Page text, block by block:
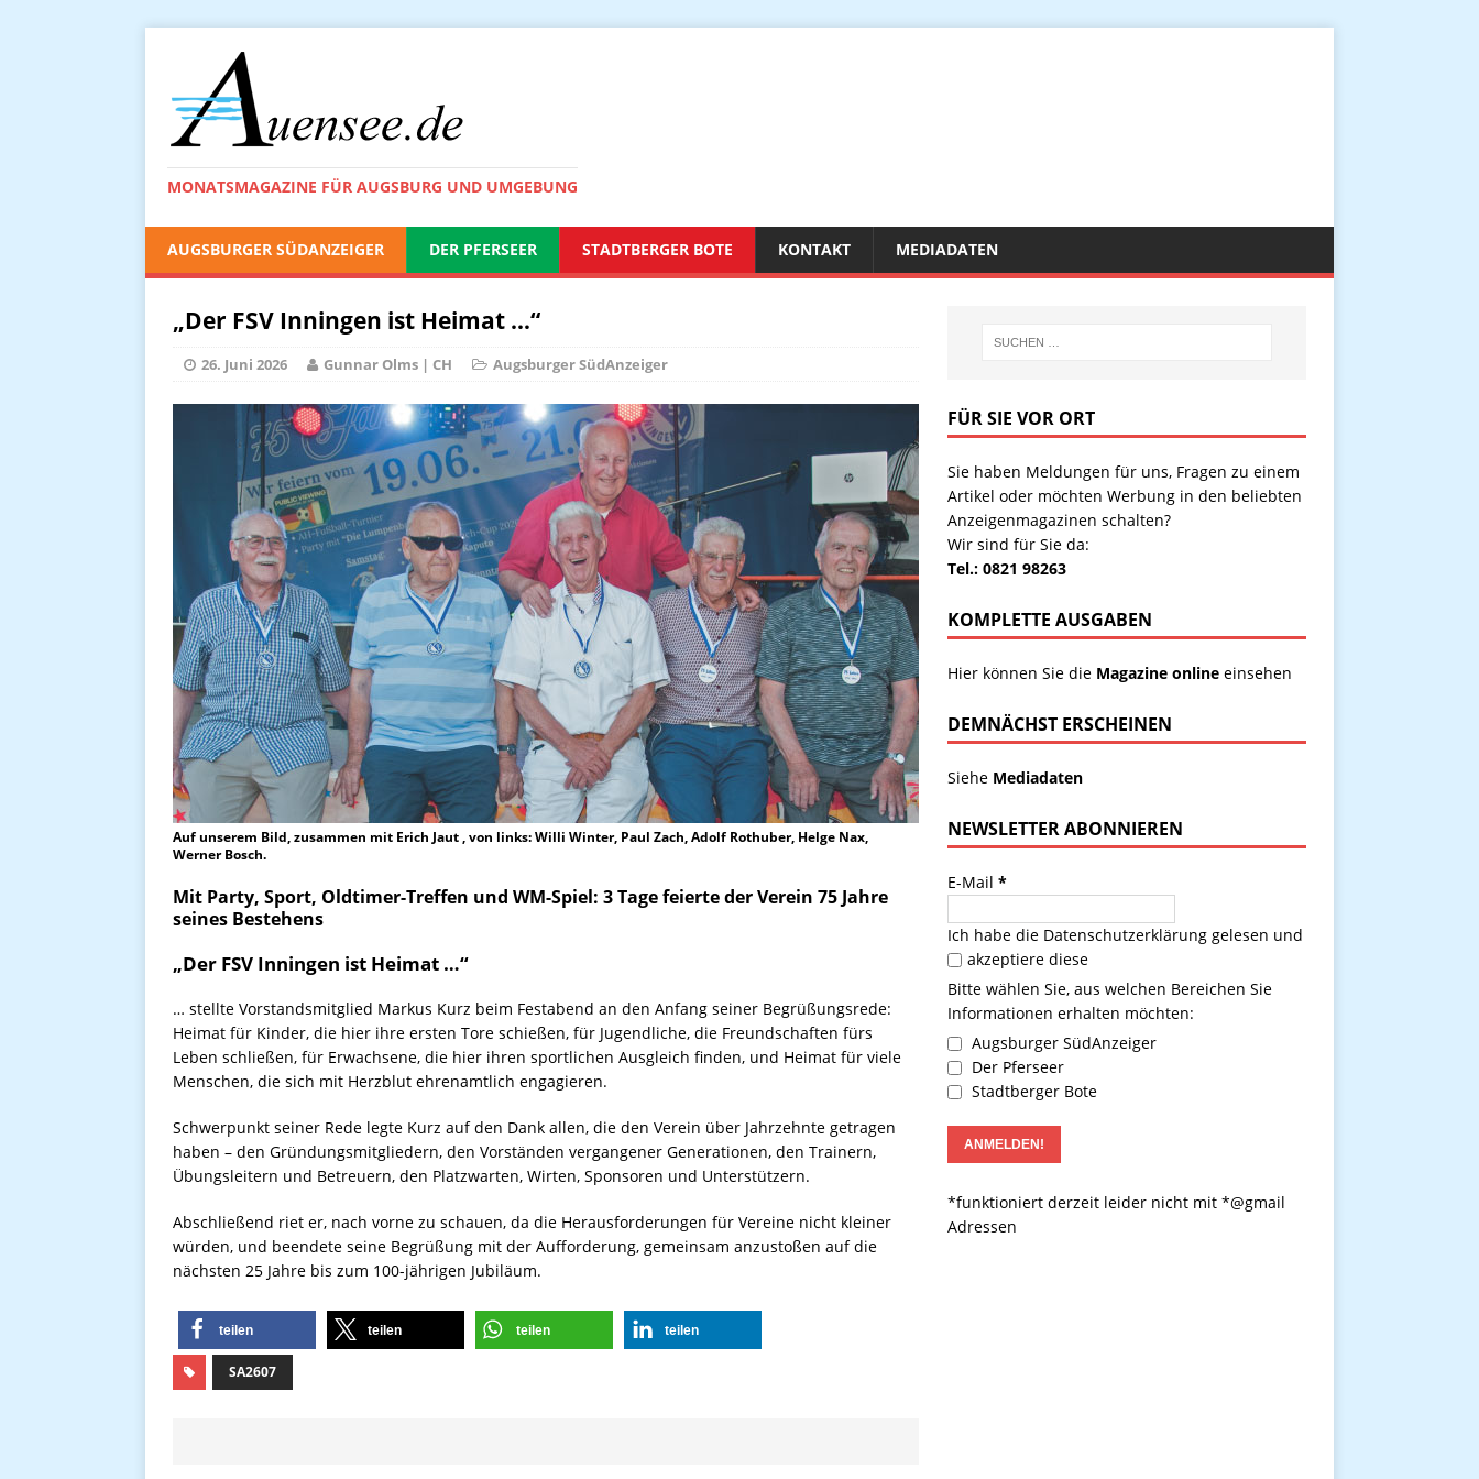
MONATSMAGAZINE FÜR AUGSBURG UND UMGEBUNG
AUGSBURGER SÜDANZEIGER DER PFERSEER STADTBERGER BOTE KONTAKT MEDIADATEN
„Der FSV Inningen ist Heimat …“
26. Juni 2026 Gunnar Olms | CH Augsburger SüdAnzeiger
Auf unserem Bild, zusammen mit Erich Jaut , von links: Willi Winter, Paul Zach, Adolf Rothuber, Helge Nax,
Werner Bosch.
Mit Party, Sport, Oldtimer-Treffen und WM-Spiel: 3 Tage feierte der Verein 75 Jahre
seines Bestehens
„Der FSV Inningen ist Heimat …“
… stellte Vorstandsmitglied Markus Kurz beim Festabend an den Anfang seiner Begrüßungsrede:
Heimat für Kinder, die hier ihre ersten Tore schießen, für Jugendliche, die Freundschaften fürs
Leben schließen, für Erwachsene, die hier ihren sportlichen Ausgleich finden, und Heimat für viele
Menschen, die sich mit Herzblut ehrenamtlich engagieren.
Schwerpunkt seiner Rede legte Kurz auf den Dank allen, die den Verein über Jahrzehnte getragen
haben – den Gründungsmitgliedern, den Vorständen vergangener Generationen, den Trainern,
Übungsleitern und Betreuern, den Platzwarten, Wirten, Sponsoren und Unterstützern.
Abschließend riet er, nach vorne zu schauen, da die Herausforderungen für Vereine nicht kleiner
würden, und beendete seine Begrüßung mit der Aufforderung, gemeinsam anzustoßen auf die
nächsten 25 Jahre bis zum 100-jährigen Jubiläum.
teilen teilen teilen teilen
SA2607
FÜR SIE VOR ORT
Sie haben Meldungen für uns, Fragen zu einem
Artikel oder möchten Werbung in den beliebten
Anzeigenmagazinen schalten?
Wir sind für Sie da:
Tel.: 0821 98263
KOMPLETTE AUSGABEN
Hier können Sie die Magazine onlineeinsehen
DEMNÄCHST ERSCHEINEN
Siehe Mediadaten
NEWSLETTER ABONNIEREN
E-Mail *
Ich habe die Datenschutzerklärunggelesen und
akzeptiere diese
Bitte wählen Sie, aus welchen Bereichen Sie
Informationen erhalten möchten:
Augsburger SüdAnzeiger
Der Pferseer
Stadtberger Bote
*funktioniert derzeit leider nicht mit *@gmail
Adressen